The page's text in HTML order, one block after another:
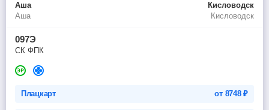
Аша
Кисловодск
Аша
Кисловодск
097Э
СК ФПК
Плацкарт от 8748₽